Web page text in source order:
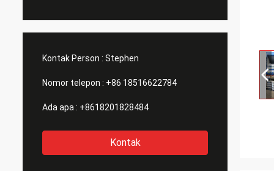
Kontak Person : Stephen
Nomor telepon : +86 18516622784
Ada apa : +8618201828484
Kontak